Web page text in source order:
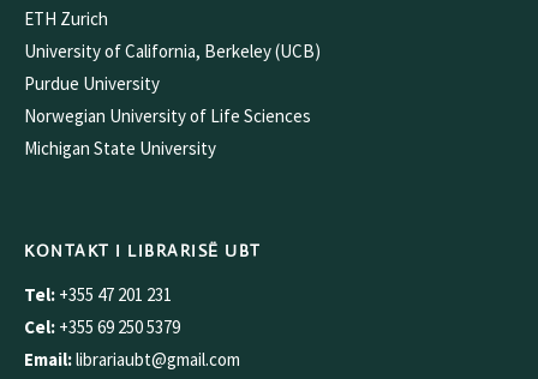
ETH Zurich
University of California, Berkeley (UCB)
Purdue University
Norwegian University of Life Sciences
Michigan State University
KONTAKT I LIBRARISË UBT
Tel: +355 47 201 231
Cel: +355 69 250 5379
Email:librariaubt@gmail.com